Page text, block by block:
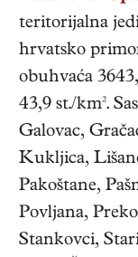
teritorijalna
hrvatsko
obuhvaća
43,9 st./km².
Galovac,
Kukljica,
Pakoštane,
Povljana,
Stankovci,